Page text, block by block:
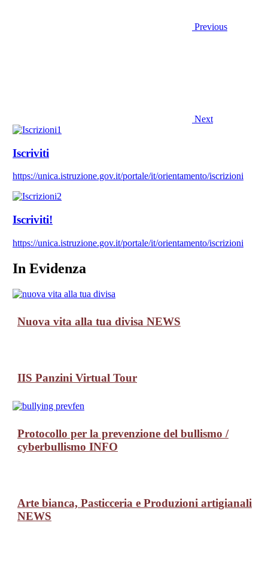
Previous
Next
Iscriviti
https://unica.istruzione.gov.it/portale/it/orientamento/iscrizioni
Iscriviti!
https://unica.istruzione.gov.it/portale/it/orientamento/iscrizioni
In Evidenza
Nuova vita alla tua divisa NEWS
IIS Panzini Virtual Tour
Protocollo per la prevenzione del bullismo /
cyberbullismo INFO
Arte bianca, Pasticceria e Produzioni artigianali
NEWS